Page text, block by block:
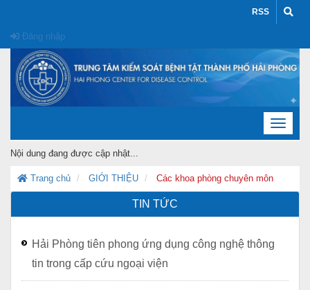
RSS
Đăng nhập
Toggle
Nội dung đang được cập nhật...
Trang chủ GIỚI THIỆU Các khoa phòng chuyên môn
TIN TỨC
Hải Phòng tiên phong ứng dụng công nghệ thông
tin trong cấp cứu ngoại viện